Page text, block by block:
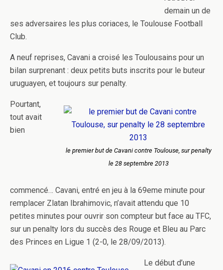
demain un de
ses adversaires les plus coriaces, le Toulouse Football
Club.
A neuf reprises, Cavani a croisé les Toulousains pour un
bilan surprenant : deux petits buts inscrits pour le buteur
uruguayen, et toujours sur penalty.
le premier but de Cavani contre Toulouse, sur penalty
le 28 septembre 2013
Pourtant,
tout avait
bien
commencé… Cavani, entré en jeu à la 69eme minute pour
remplacer Zlatan Ibrahimovic, n’avait attendu que 10
petites minutes pour ouvrir son compteur but face au TFC,
sur un penalty lors du succès des Rouge et Bleu au Parc
des Princes en Ligue 1 (2-0, le 28/09/2013).
Le début d’une